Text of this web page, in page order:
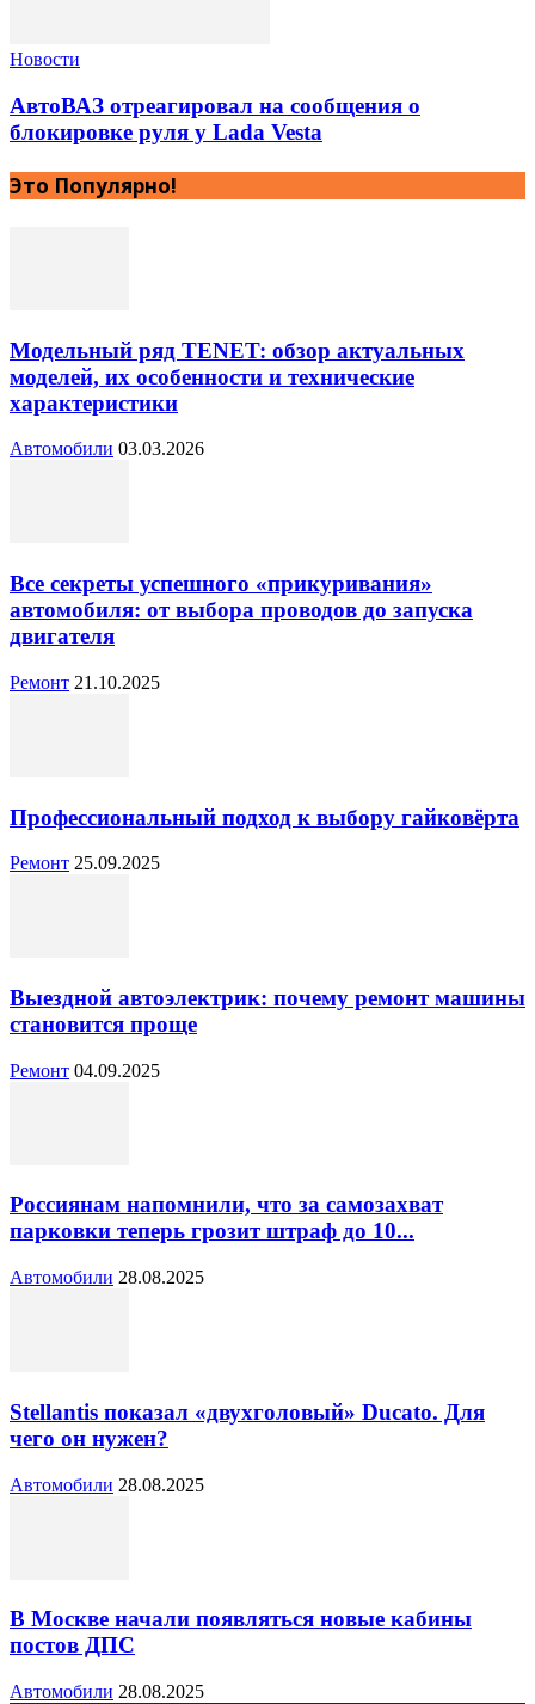
Новости
АвтоВАЗ отреагировал на сообщения о
блокировке руля у Lada Vesta
Это Популярно!
Модельный ряд TENET: обзор актуальных
моделей, их особенности и технические
характеристики
Автомобили 03.03.2026
Все секреты успешного «прикуривания»
автомобиля: от выбора проводов до запуска
двигателя
Ремонт 21.10.2025
Профессиональный подход к выбору гайковёрта
Ремонт 25.09.2025
Выездной автоэлектрик: почему ремонт машины
становится проще
Ремонт 04.09.2025
Россиянам напомнили, что за самозахват
парковки теперь грозит штраф до 10...
Автомобили 28.08.2025
Stellantis показал «двухголовый» Ducato. Для
чего он нужен?
Автомобили 28.08.2025
В Москве начали появляться новые кабины
постов ДПС
Автомобили 28.08.2025